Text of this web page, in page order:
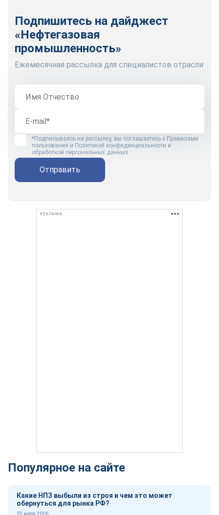
Подпишитесь на дайджест
«Нефтегазовая
промышленность»
Ежемесячная рассылка для специалистов отрасли
*Подписываясь на рассылку, вы соглашаетесь с Правилами
пользования и Политикой конфиденциальности и
обработкой персональных данных
Отправить
РЕКЛАМА
Популярное на сайте
Какие НПЗ выбыли из строя и чем это может
обернуться для рынка РФ?
23 июля 2026